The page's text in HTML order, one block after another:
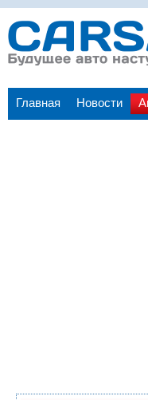
Главная Новости